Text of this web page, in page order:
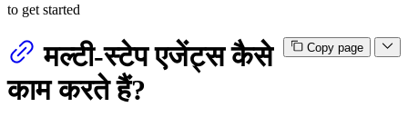
to get started
Copy page
मल्टी-स्टेप एजेंट्स कैसे
काम करते हैं?